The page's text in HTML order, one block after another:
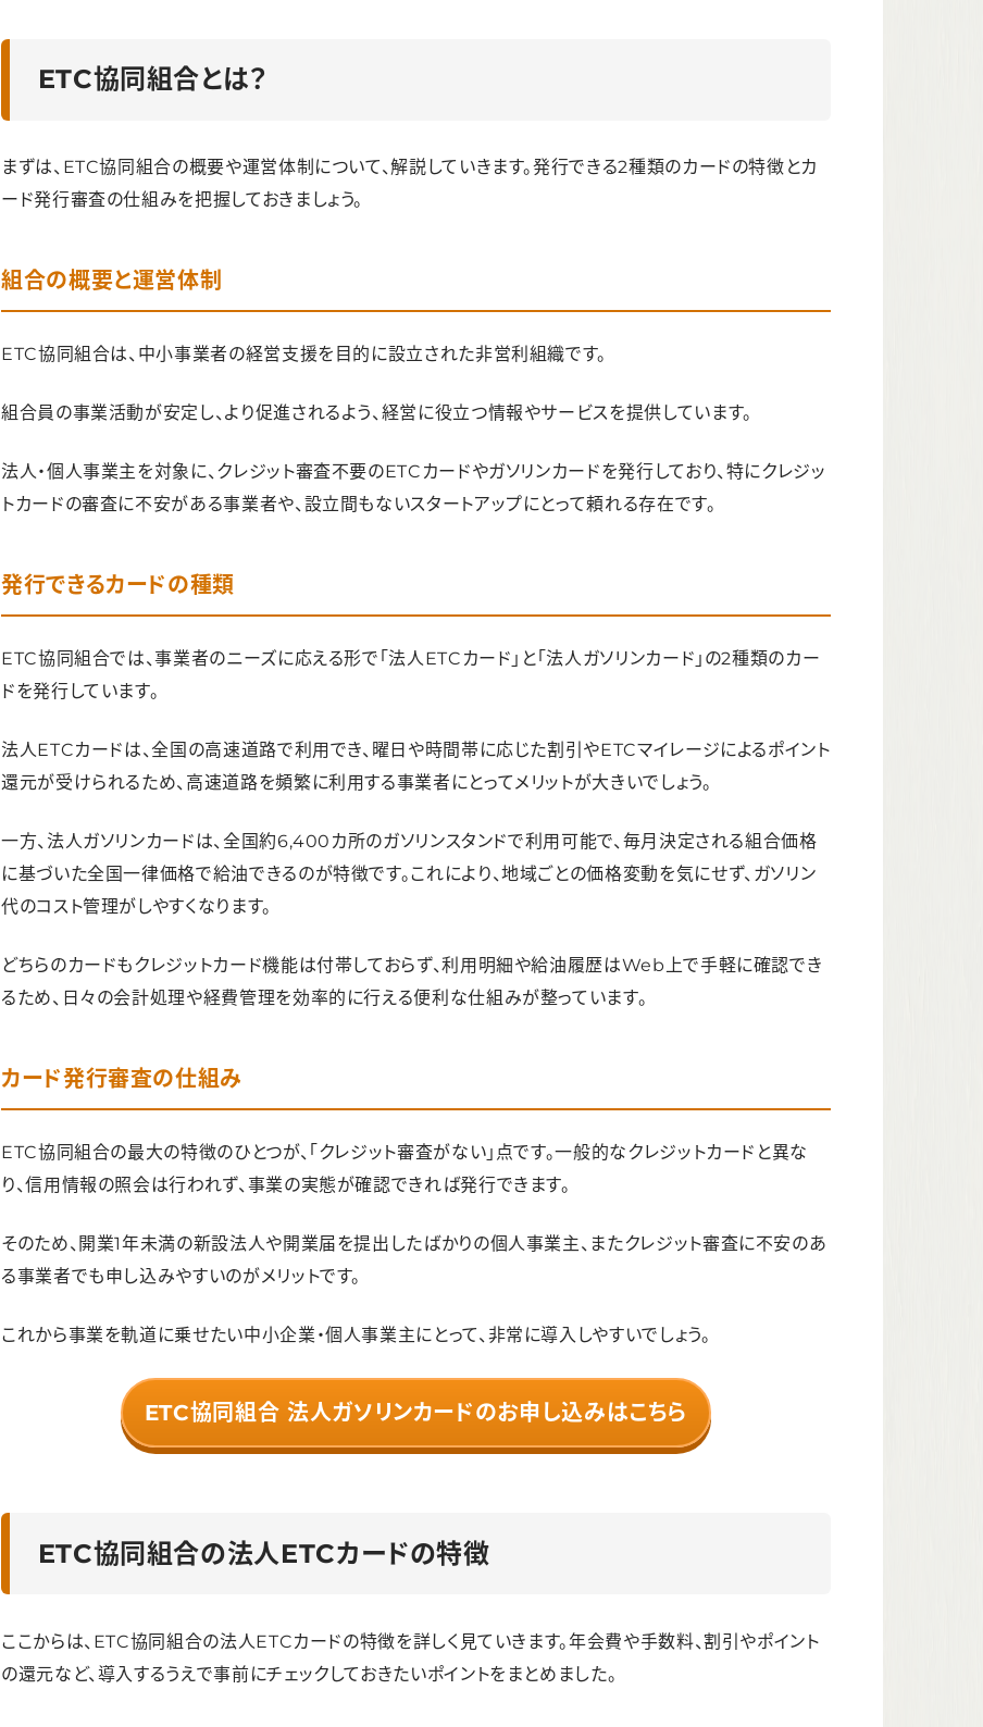
年会費・手数料無料
ETC協同組合の法人ガソリンカードの特徴
出資金制度とその注意点
解約時の返金ルールと時期
審査基準と落ちるケース
必要な書類と申し込み条件
「審査のハードルが低い」は本当か？
申し込みステップ
まとめ｜ETC協同組合はスタートアップ・個人事業主にやさしい設計
ETC協同組合とは？
まずは、ETC協同組合の概要や運営体制について、解説していきます。発行できる2種類のカードの特徴とカ
ード発行審査の仕組みを把握しておきましょう。
組合の概要と運営体制
ETC協同組合は、中小事業者の経営支援を目的に設立された非営利組織です。
組合員の事業活動が安定し、より促進されるよう、経営に役立つ情報やサービスを提供しています。
法人・個人事業主を対象に、クレジット審査不要のETCカードやガソリンカードを発行しており、特にクレジッ
トカードの審査に不安がある事業者や、設立間もないスタートアップにとって頼れる存在です。
発行できるカードの種類
ETC協同組合では、事業者のニーズに応える形で「法人ETCカード」と「法人ガソリンカード」の2種類のカー
ドを発行しています。
法人ETCカードは、全国の高速道路で利用でき、曜日や時間帯に応じた割引やETCマイレージによるポイント
還元が受けられるため、高速道路を頻繁に利用する事業者にとってメリットが大きいでしょう。
一方、法人ガソリンカードは、全国約6,400カ所のガソリンスタンドで利用可能で、毎月決定される組合価格
に基づいた全国一律価格で給油できるのが特徴です。これにより、地域ごとの価格変動を気にせず、ガソリン
代のコスト管理がしやすくなります。
どちらのカードもクレジットカード機能は付帯しておらず、利用明細や給油履歴はWeb上で手軽に確認でき
るため、日々の会計処理や経費管理を効率的に行える便利な仕組みが整っています。
カード発行審査の仕組み
ETC協同組合の最大の特徴のひとつが、「クレジット審査がない」点です。一般的なクレジットカードと異な
り、信用情報の照会は行われず、事業の実態が確認できれば発行できます。
そのため、開業1年未満の新設法人や開業届を提出したばかりの個人事業主、またクレジット審査に不安のあ
る事業者でも申し込みやすいのがメリットです。
これから事業を軌道に乗せたい中小企業・個人事業主にとって、非常に導入しやすいでしょう。
ETC協同組合 法人ガソリンカードのお申し込みはこちら
ETC協同組合の法人ETCカードの特徴
ここからは、ETC協同組合の法人ETCカードの特徴を詳しく見ていきます。年会費や手数料、割引やポイント
の還元など、導入するうえで事前にチェックしておきたいポイントをまとめました。